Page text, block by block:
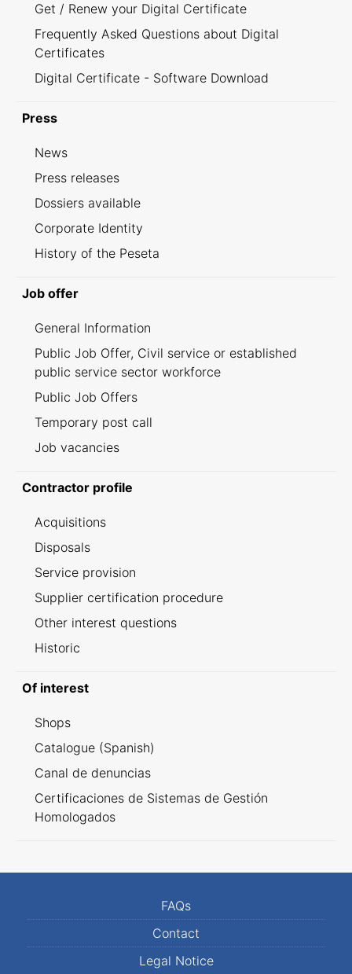
Get / Renew your Digital Certificate
Frequently Asked Questions about Digital
Certificates
Digital Certificate - Software Download
Press
News
Press releases
Dossiers available
Corporate Identity
History of the Peseta
Job offer
General Information
Public Job Offer, Civil service or established
public service sector workforce
Public Job Offers
Temporary post call
Job vacancies
Contractor profile
Acquisitions
Disposals
Service provision
Supplier certification procedure
Other interest questions
Historic
Of interest
Shops
Catalogue (Spanish)
Canal de denuncias
Certificaciones de Sistemas de Gestión
Homologados
FAQs
Contact
Legal Notice